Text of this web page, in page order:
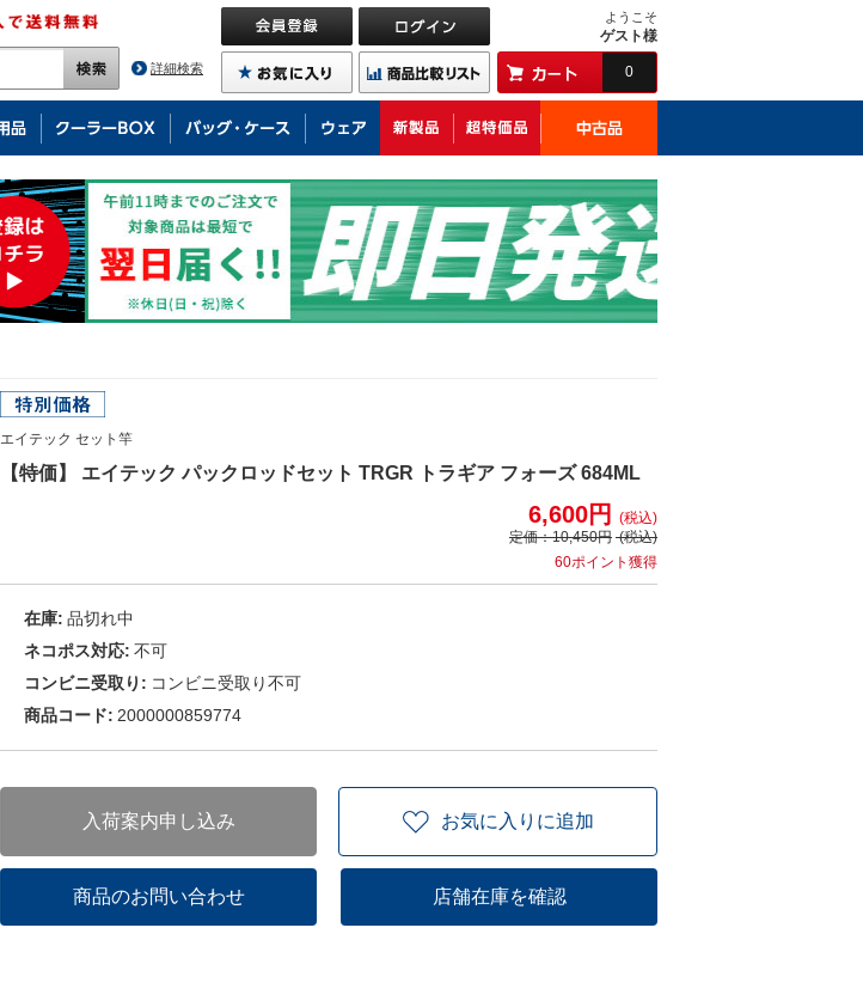
詳細検索
ようこそ
ゲスト様
0
エイテック セット竿
【特価】 エイテック パックロッドセット TRGR トラギア フォーズ 684ML
6,600円
(税込)
定価：10,450円 (税込)
60ポイント獲得
在庫: 品切れ中
ネコポス対応: 不可
コンビニ受取り: コンビニ受取り不可
商品コード: 2000000859774
入荷案内申し込み お気に入りに追加
商品のお問い合わせ 店舗在庫を確認